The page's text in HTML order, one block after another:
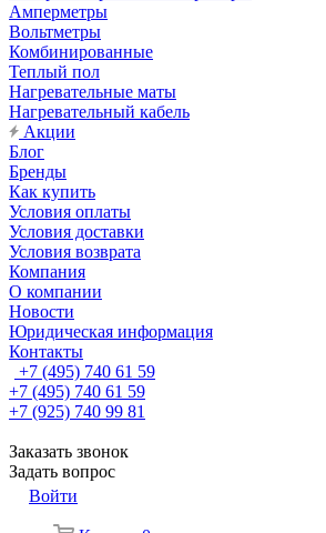
Амперметры
Вольтметры
Комбинированные
Теплый пол
Нагревательные маты
Нагревательный кабель
Акции
Блог
Бренды
Как купить
Условия оплаты
Условия доставки
Условия возврата
Компания
О компании
Новости
Юридическая информация
Контакты
+7 (495) 740 61 59
+7 (495) 740 61 59
+7 (925) 740 99 81
Заказать звонок
Задать вопрос
Войти